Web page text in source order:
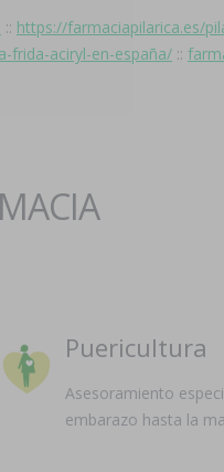
:: https://farmaciapilarica.es/
frida-aciryl-en-españa/ ::
Puericultura
Asesoramiento
embarazo hasta la